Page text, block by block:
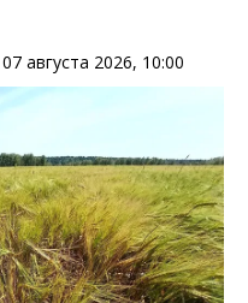
07 августа 2026, 10:00